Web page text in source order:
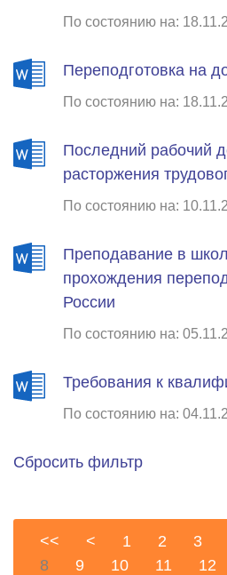
По состоянию на:
Переподготовка на
По состоянию на:
Последний рабочий
расторжения
По состоянию на:
Преподавание в
прохождения
России
По состоянию на:
Требования к
По состоянию на:
Сбросить фильтр
<< < 1 2 3
8
9 10 11 12